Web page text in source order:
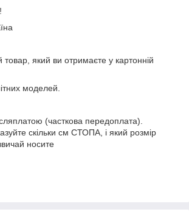
який ви отримаєте у картонній
моделей.
(часткова передоплата).
скільки см СТОПА, і який розмір
носите